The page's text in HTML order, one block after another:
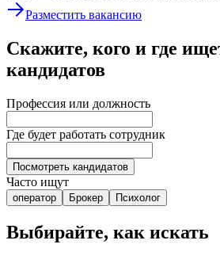
Разместить вакансию
Скажите, кого и где
кандидатов
Профессия или должность
Где будет работать сотрудник
Посмотреть кандидатов
Часто ищут
оператор Брокер Психолог
Выбирайте, как искать